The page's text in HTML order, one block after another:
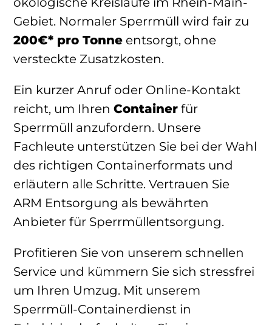
Gebiet. Normaler Sperrmüll wird fair zu
200€* pro Tonne entsorgt, ohne
versteckte Zusatzkosten.
Ein kurzer Anruf oder Online-Kontakt
reicht, um Ihren Container für
Sperrmüll anzufordern. Unsere
Fachleute unterstützen Sie bei der Wahl
des richtigen Containerformats und
erläutern alle Schritte. Vertrauen Sie
ARM Entsorgung als bewährten
Anbieter für Sperrmüllentsorgung.
Profitieren Sie von unserem schnellen
Service und kümmern Sie sich stressfrei
um Ihren Umzug. Mit unserem
Sperrmüll-Containerdienst in